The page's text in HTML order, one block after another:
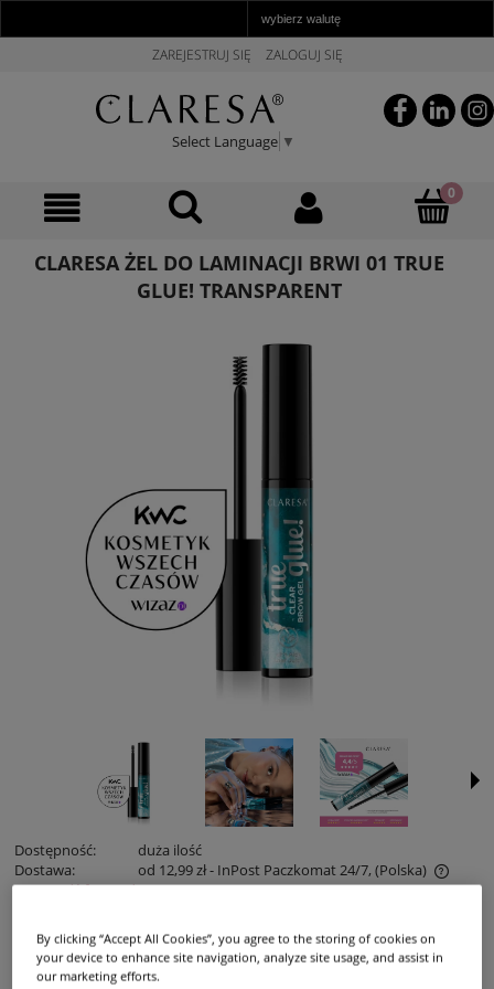
ZAREJESTRUJ SIĘ ZALOGUJ SIĘ
Select Language ▼
CLARESA ŻEL DO LAMINACJI BRWI 01 TRUE
GLUE! TRANSPARENT
Dostępność:
duża ilość
Dostawa:
od 12,99 zł- InPost Paczkomat 24/7, (Polska)
Cena nie zawiera ewentualnych kosztów płatności
sprawdź formy dostawy
Cena: 8,99 zł 14,99 zł
Najniższa cena z 30 dni przed tą promocją:14,99 zł
By clicking “Accept All Cookies”, you agree to the storing of cookies on
your device to enhance site navigation, analyze site usage, and assist in
our marketing efforts.